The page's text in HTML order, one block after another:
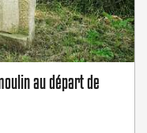
au départ de